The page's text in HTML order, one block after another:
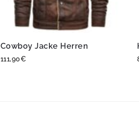
Cowboy Jacke Herren
111,90€